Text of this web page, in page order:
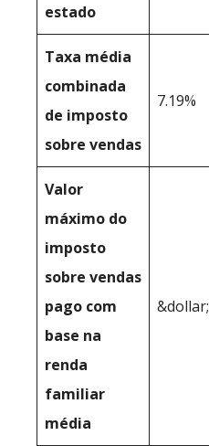
estado
Taxa média
combinada
de imposto
sobre vendas
7.19%
Valor
máximo do
imposto
sobre vendas
pago com
base na
renda
familiar
média